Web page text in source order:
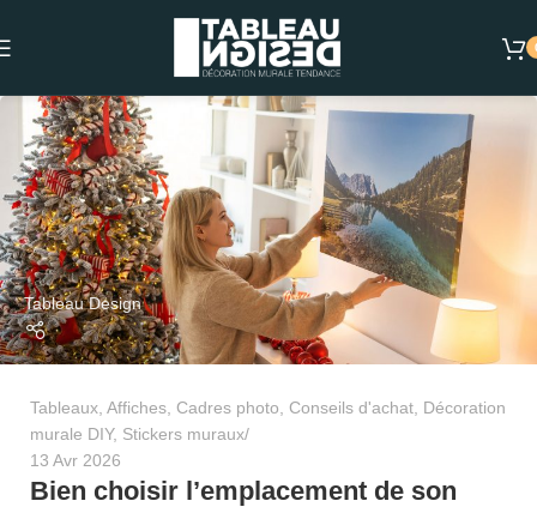
Tableau Design
Tableaux Affiches Cadres photo Conseils d'achat Décoration
murale DIY, Stickers muraux
13 Avr 2026
Bien choisir l’emplacement de son